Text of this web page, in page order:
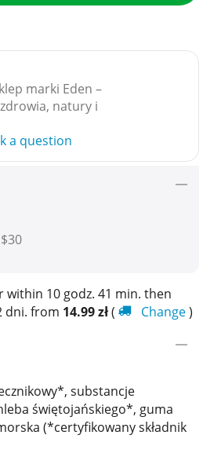
marki Eden –
natury i
a question
within 10 godz. 41 min. then
dni. from 14.99zł( Change)
substancje
świętojańskiego*, guma
(*certyfikowany składnik